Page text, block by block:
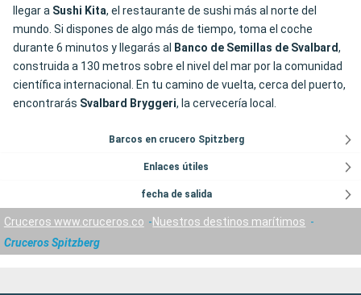
llegar a Sushi Kita, el restaurante de sushi más al norte del
mundo. Si dispones de algo más de tiempo, toma el coche
durante 6 minutos y llegarás al Banco de Semillas de Svalbard,
construida a 130 metros sobre el nivel del mar por la comunidad
científica internacional. En tu camino de vuelta, cerca del puerto,
encontrarás Svalbard Bryggeri, la cervecería local.
Barcos en crucero Spitzberg
Enlaces útiles
fecha de salida
Cruceros www.cruceros.co
Nuestros destinos marítimos
Cruceros Spitzberg